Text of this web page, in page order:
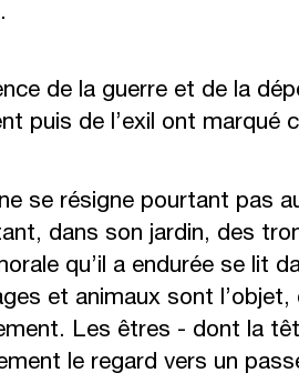
de la guerre et de la
puis de l’exil ont marqué
se résigne pourtant pas
dans son jardin, des
qu’il a endurée se lit
et animaux sont
Les êtres - dont la
le regard vers un